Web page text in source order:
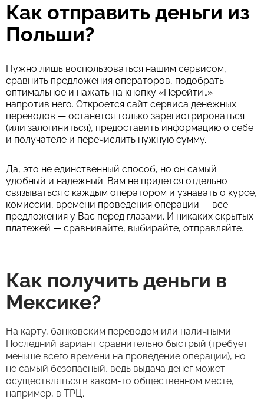
Как отправить деньги из
Польши?
Нужно лишь воспользоваться нашим сервисом,
сравнить предложения операторов, подобрать
оптимальное и нажать на кнопку «Перейти…»
напротив него. Откроется сайт сервиса денежных
переводов — останется только зарегистрироваться
(или залогиниться), предоставить информацию о себе
и получателе и перечислить нужную сумму.
Да, это не единственный способ, но он самый
удобный и надежный. Вам не придется отдельно
связываться с каждым оператором и узнавать о курсе,
комиссии, времени проведения операции — все
предложения у Вас перед глазами. И никаких скрытых
платежей — сравнивайте, выбирайте, отправляйте.
Как получить деньги в
Мексике?
На карту, банковским переводом или наличными.
Последний вариант сравнительно быстрый (требует
меньше всего времени на проведение операции), но
не самый безопасный, ведь выдача денег может
осуществляться в каком-то общественном месте,
например, в ТРЦ.